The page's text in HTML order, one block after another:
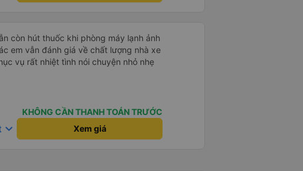
còn hút thuốc khi phòng máy lạnh ảnh
xe
vụ rất nhiệt tình nói chuyện nhỏ nhẹ
KHÔNG CẦN THANH TOÁN TRƯỚC
keyboard_arrow_down Xem giá